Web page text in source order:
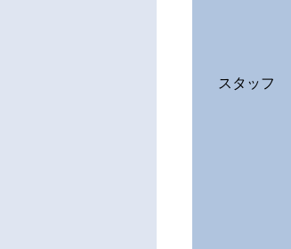
スタッフ